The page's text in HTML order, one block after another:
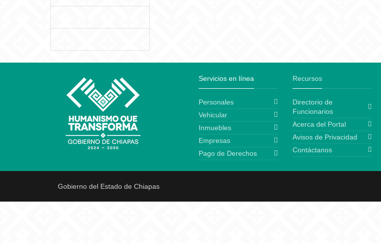
Servicios en línea
Personales
Vehicular
Inmuebles
Empresas
Pago de Derechos
Recursos
Directorio de
Funcionarios
Acerca del Portal
Avisos de Privacidad
Contáctanos
Gobierno del Estado de Chiapas